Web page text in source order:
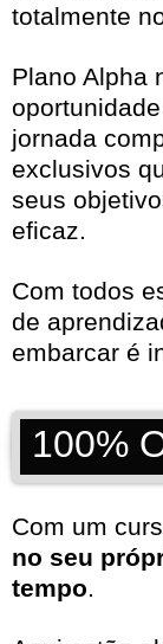
totalmente
Plano Alpha
jornada
exclusivos
seus
eficaz.
Com todos
de
embarcar é
100%
Com um
no seu
tempo